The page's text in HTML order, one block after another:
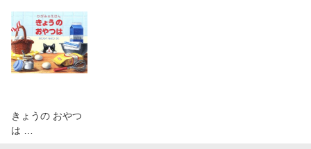
きょうの おやつ
は …